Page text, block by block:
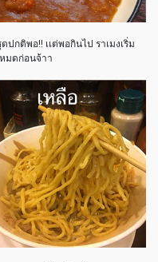
กติพอ!! เเต่พอกินไป ราเมงเริ่ม
มดก่อนจ้าา